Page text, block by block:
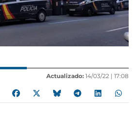
Actualizado: 14/03/22 | 17:08